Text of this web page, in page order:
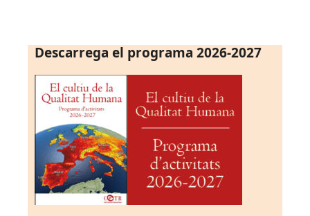
Descarrega el programa 2026-2027